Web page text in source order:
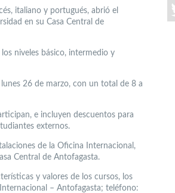
italiano y portugués, abrió el
en su Casa Central de
niveles básico, intermedio y
26 de marzo, con un total de 8 a
e incluyen descuentos para
externos.
de la Oficina Internacional,
Central de Antofagasta.
y valores de los cursos, los
– Antofagasta; teléfono: